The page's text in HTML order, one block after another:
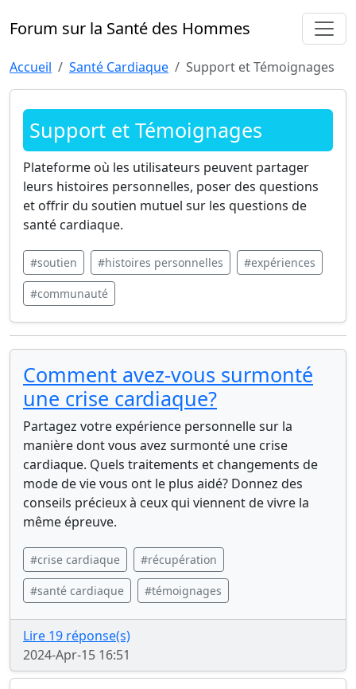
Forum sur la Santé des Hommes
Accueil Santé Cardiaque Support et Témoignages
Support et Témoignages
Plateforme où les utilisateurs peuvent partager
leurs histoires personnelles, poser des questions
et offrir du soutien mutuel sur les questions de
santé cardiaque.
#soutien #histoires personnelles #expériences
#communauté
Comment avez-vous surmonté
une crise cardiaque?
Partagez votre expérience personnelle sur la
manière dont vous avez surmonté une crise
cardiaque. Quels traitements et changements de
mode de vie vous ont le plus aidé? Donnez des
conseils précieux à ceux qui viennent de vivre la
même épreuve.
#crise cardiaque #récupération
#santé cardiaque #témoignages
Lire 19 réponse(s)
2024-Apr-15 16:51